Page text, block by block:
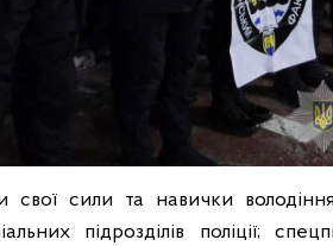
свої сили та навички
підрозділів поліції;